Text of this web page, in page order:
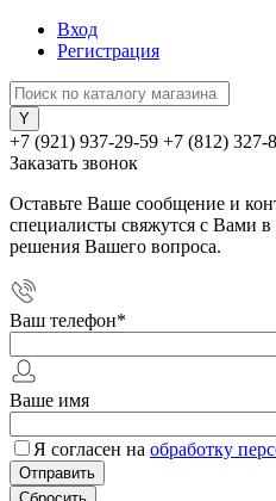
Вход
Регистрация
+7 (921) 937-29-59 +7 (812) 327-
Заказать звонок
Оставьте Ваше сообщение и
специалисты свяжутся с Вами
решения Вашего вопроса.
Ваш телефон*
Ваше имя
Я согласен на обработку